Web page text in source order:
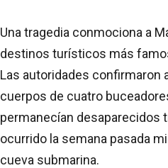
Una tragedia conmociona a
destinos turísticos más
Las autoridades confirmaron
cuerpos de cuatro
permanecían desaparecidos
ocurrido la semana pasada
cueva submarina.